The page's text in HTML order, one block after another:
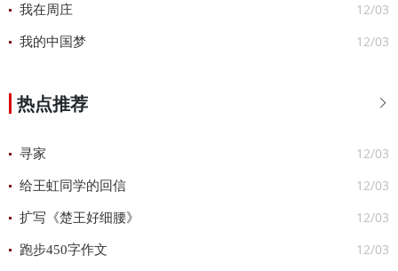
12/03
我在周庄
12/03
我的中国梦

热点推荐
12/03
寻家
12/03
给王虹同学的回信
12/03
扩写《楚王好细腰》
12/03
跑步450字作文